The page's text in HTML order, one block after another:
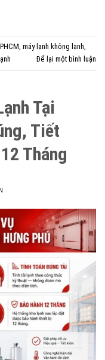
, máy lạnh không lạnh,
Để lại một bình luận
Tại
Tiết
Tháng